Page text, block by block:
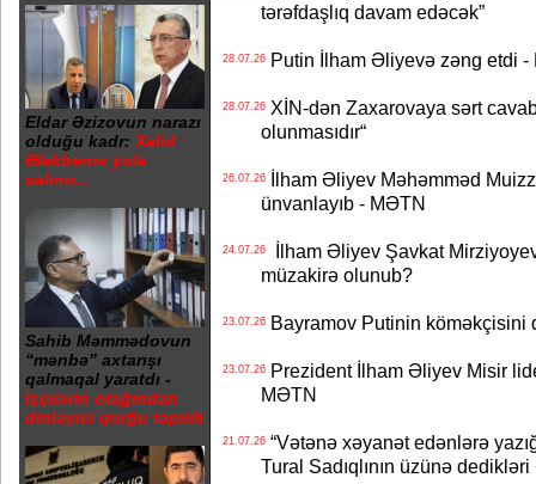
Eldar Əzizovun narazı
olduğu kadr: Xalid
Ələkbərov yola
salınır...
Sahib Məmmədovun
“mənbə” axtarışı
qalmaqal yaratdı -
İşçilərin otağından
dinləyici qurğu tapılıb
tərəfdaşlıq davam edəcək”
28.07.26Putin İlham Əliyevə zəng etdi -
28.07.26XİN-dən Zaxarovaya sərt
olunmasıdır“
26.07.26İlham Əliyev Məhəmməd
ünvanlayıb - MƏTN
24.07.26İlham Əliyev Şavkat
müzakirə olunub?
23.07.26Bayramov Putinin köməkçisini
23.07.26Prezident İlham Əliyev Misir
MƏTN
21.07.26“Vətənə xəyanət edənlərə
Tural Sadıqlının üzünə